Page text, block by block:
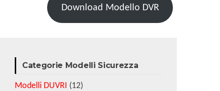
Download Modello DVR
Categorie Modelli Sicurezza
Modelli DUVRI (12)